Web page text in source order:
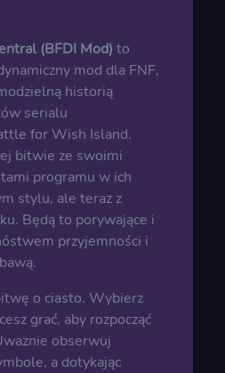
(BFDI Mod) to
mod dla FNF,
historią
serialu
for Wish Island.
bitwie ze swoimi
programu w ich
stylu, ale teraz z
Będą to porywające i
przyjemności i
o ciasto. Wybierz
grać, aby rozpocząć
obserwuj
a dotykając